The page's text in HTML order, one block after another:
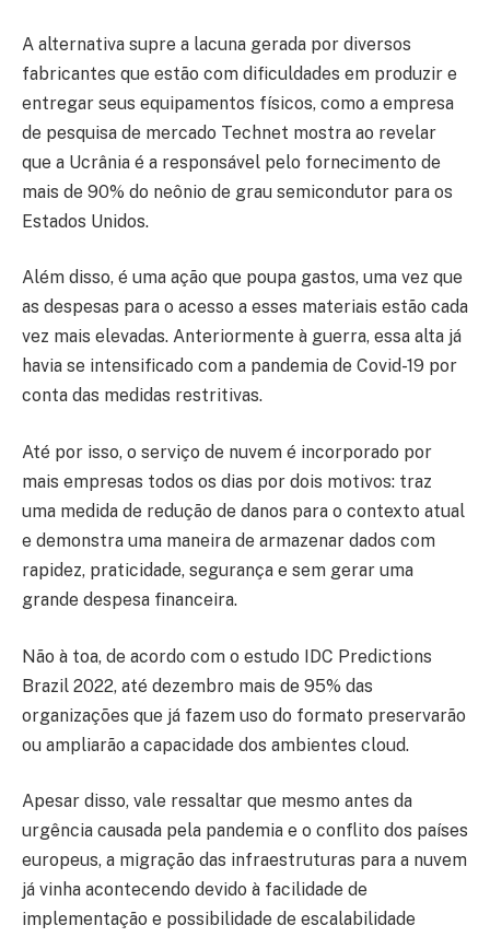
A alternativa supre a lacuna gerada por diversos
fabricantes que estão com dificuldades em produzir e
entregar seus equipamentos físicos, como a empresa
de pesquisa de mercado Technet mostra ao revelar
que a Ucrânia é a responsável pelo fornecimento de
mais de 90% do neônio de grau semicondutor para os
Estados Unidos.
Além disso, é uma ação que poupa gastos, uma vez que
as despesas para o acesso a esses materiais estão cada
vez mais elevadas. Anteriormente à guerra, essa alta já
havia se intensificado com a pandemia de Covid-19 por
conta das medidas restritivas.
Até por isso, o serviço de nuvem é incorporado por
mais empresas todos os dias por dois motivos: traz
uma medida de redução de danos para o contexto atual
e demonstra uma maneira de armazenar dados com
rapidez, praticidade, segurança e sem gerar uma
grande despesa financeira.
Não à toa, de acordo com o estudo IDC Predictions
Brazil 2022, até dezembro mais de 95% das
organizações que já fazem uso do formato preservarão
ou ampliarão a capacidade dos ambientes cloud.
Apesar disso, vale ressaltar que mesmo antes da
urgência causada pela pandemia e o conflito dos países
europeus, a migração das infraestruturas para a nuvem
já vinha acontecendo devido à facilidade de
implementação e possibilidade de escalabilidade